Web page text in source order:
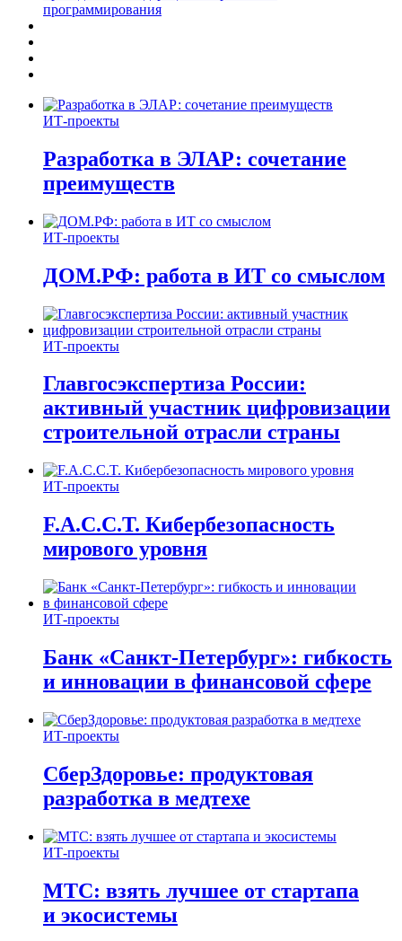
программирования
ИТ-проекты
Разработка в ЭЛАР: сочетание
преимуществ
ИТ-проекты
ДОМ.РФ: работа в ИТ со смыслом
ИТ-проекты
Главгосэкспертиза России:
активный участник цифровизации
строительной отрасли страны
ИТ-проекты
F.A.C.C.T. Кибербезопасность
мирового уровня
ИТ-проекты
Банк «Санкт-Петербург»: гибкость
и инновации в финансовой сфере
ИТ-проекты
СберЗдоровье: продуктовая
разработка в медтехе
ИТ-проекты
МТС: взять лучшее от стартапа
и экосистемы